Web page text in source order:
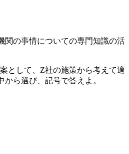
関の事情についての専門知識の活
として、Z社の施策から考えて適
ら選び、記号で答えよ。